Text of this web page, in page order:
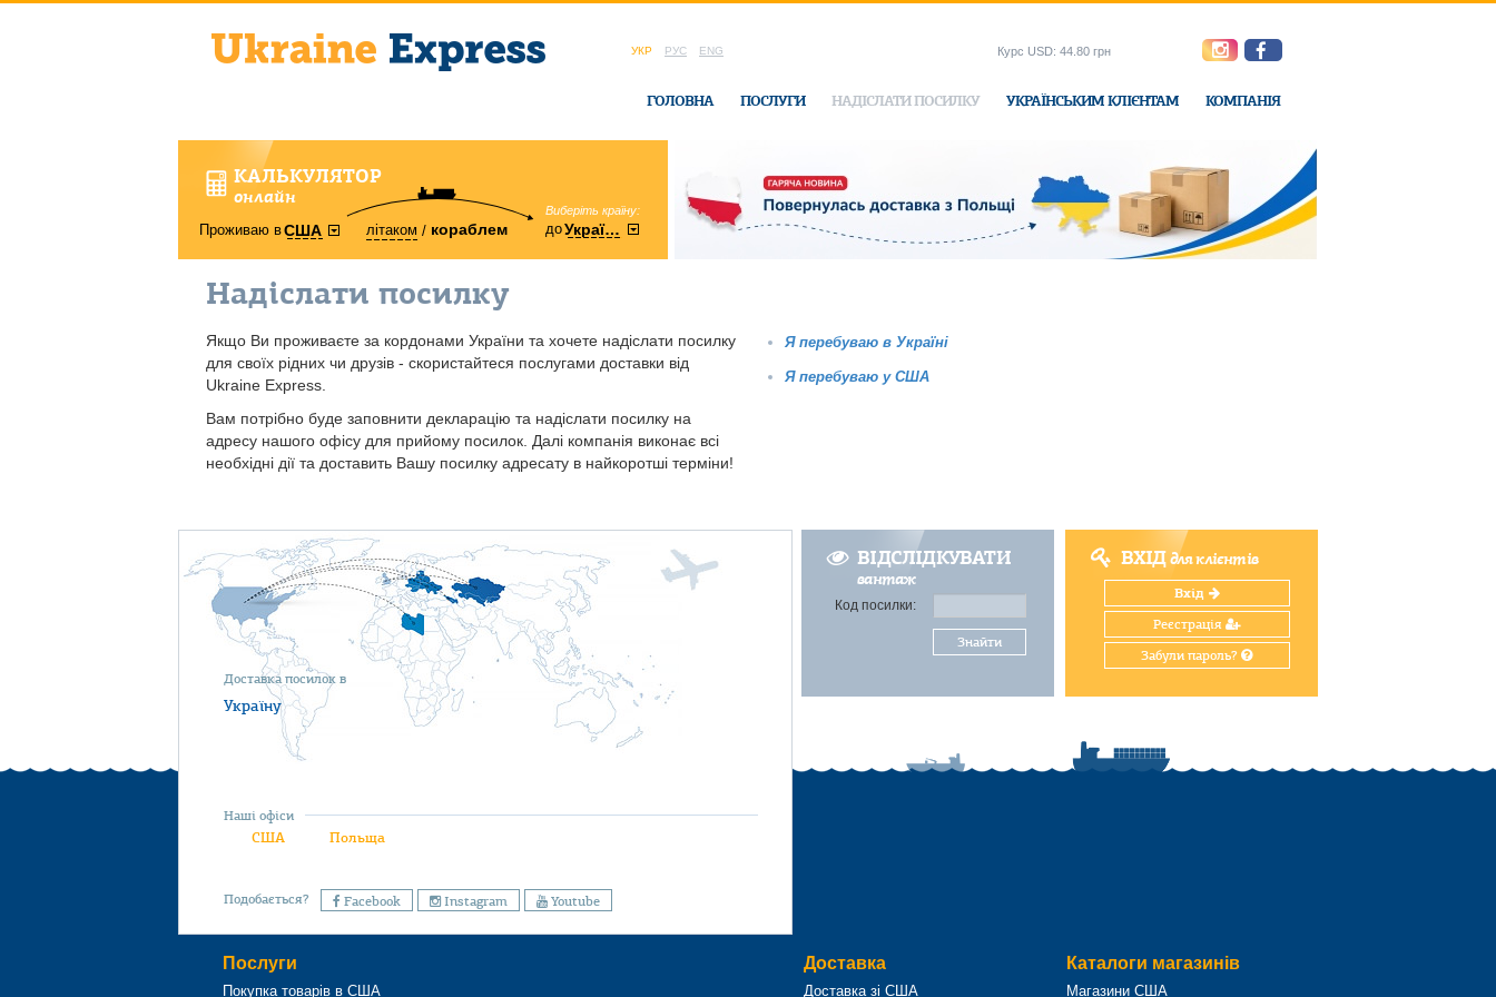
УКР РУС ENG
ГОЛОВНА ПОСЛУГИ НАДІСЛАТИ ПОСИЛКУ УКРАЇНСЬКИМ КЛІЄНТАМ КОМПАНІЯ
Курс USD: 44.80 грн
КАЛЬКУЛЯТОР
онлайн
Проживаю вСША літаком кораблем
Виберіть країну:
доУкраїни
область:
Вінницька в офісі Ukraine-Express
Надіслати посилку
Якщо Ви проживаєте за кордонами України та хочете надіслати посилку
для своїх рідних чи друзів - скористайтеся послугами доставки від
Ukraine Express.
Вам потрібно буде заповнити декларацію та надіслати посилку на
адресу нашого офісу для прийому посилок. Далі компанія виконає всі
необхідні дії та доставить Вашу посилку адресату в найкоротші терміни!
Я перебуваю в Україні
Я перебуваю у США
ВІДСЛІДКУВАТИ
вантаж
Код посилки:
Знайти
ВХІДдля клієнтів
Вхід
Реєстрація
Забули пароль?
Доставка посилок в
Україну
Наші офіси
США Польща
Подобається? Facebook Instagram Youtube
Послуги
Покупка товарів в США
Доставка
Доставка зі США
Каталоги магазинів
Магазини США